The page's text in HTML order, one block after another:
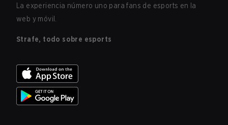
La experiencia número uno para fans de esports en la
web y móvil.
Strafe, todo sobre esports